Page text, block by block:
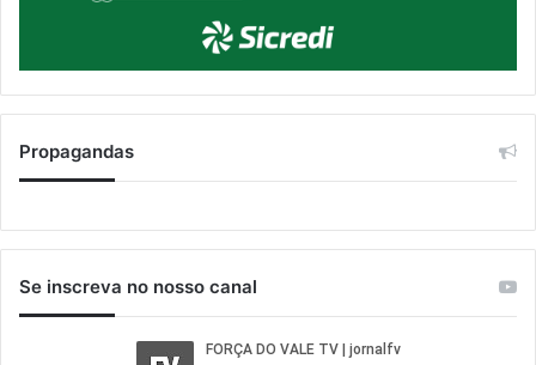
Propagandas
Se inscreva no nosso canal